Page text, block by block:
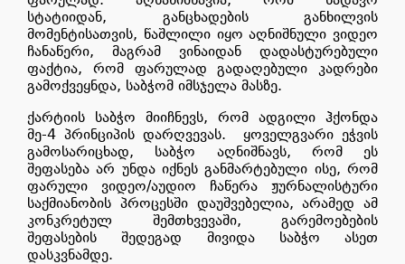
სტატიიდან, განცხადების განხილვის
მომენტისათვის, წაშლილი იყო აღნიშნული ვიდეო
ჩანაწერი, მაგრამ ვინაიდან დადასტურებული
ფაქტია, რომ ფარულად გადაღებული კადრები
გამოქვეყნდა, საბჭომ იმსჯელა მასზე.
ქარტიის საბჭო მიიჩნევს, რომ ადგილი ჰქონდა
მე-4 პრინციპის დარღვევას.
ყოველგვარი ეჭვის
გამოსარიცხად, საბჭო აღნიშნავს, რომ ეს
შეფასება არ უნდა იქნეს განმარტებული ისე, რომ
ფარული ვიდეო/აუდიო ჩაწერა ჟურნალისტური
საქმიანობის პროცესში დაუშვებელია, არამედ ამ
კონკრეტულ შემთხვევაში, გარემოებების
შეფასების შედეგად მივიდა საბჭო ასეთ
დასკვნამდე.